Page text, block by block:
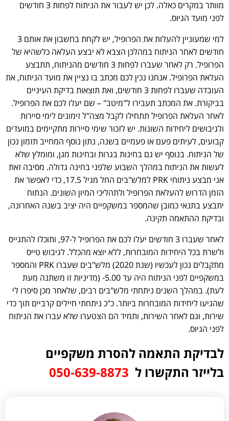
מוותר במקרים כאלה. לכן יש לעבור את הניתוח לפחות 3 חודשים
לפני מועד הגיוס.
למי שמעוניין להעלות את הפרופיל, יש לקחת בחשבון את אותם 3
חודשים לאחר הניתוח במהלכן הצבא לא יבצע העלאה כלשהיא של
הפרופיל. רק לאחר שעברו לפחות 3 חודשים מהניתוח, תתבצע
העלאת הפרופיל. אנחנו נכין לכם מכתב בו נציין את מועד הניתוח, את
העובדה שעברו לפחות 3 חודשים, ואת תוצאות בדיקת העיניים
בביקורת. את המכתב תעבירו ל"מיטב" – שם יעלו לכם את הפרופיל.
לאחר העלאת הפרופיל תתחילו לקבל מצה"ל זימונים לימי סיירות
ולגיבושים ליחידות השונות. יש לזכור שימי סיירות מתקיימים במועדים
קבועים, לעיתים פעם או פעמיים בשנה, נתון נוסף המחייב תזמון נכון
של הניתוח. בנוסף יש גם בחינות בגרות ובחינות מגן, ומומלץ שלא
לעשות את הניתוח במהלך השבוע שלפני בחינה גדולה. מסיבה זאת
אני מבצע ניתוחי PRK למלש"בים החל מגיל 17.5, כדי לאפשר את
הזמן הדרוש להעלאת הפרופיל ולתהליכי המיון השונים. הנתוח
יתבצע בתנאי כמובן שהמספר במשקפיים היה יציב בשנה האחרונה,
ובדיקת ההתאמה תקינה.
לאחר שעברו 3 חודשים יעלו לכם את הפרופיל ל-97, ותוכלו להתגייס
ולשרת בכל היחידות המובחרות, ללא יוצא מהכלל. לגיבוש טייס
מתקבלים נכון לעכשיו (שנת 2020) מלש"בים שעברו PRK והמספר
במשקפיים לפני הניתוח היה עד 5.00- (מדיניות זו משתנה מעת
לעת). במהלך השנים ניתחתי מלש"בים רבים, שלאחר מכן סיפרו לי
שהגיעו ליחידות המובחרות ביותר. כ"כ ניתחתי חיילים קרביים תוך כדי
שירות, וגם לאחר השירות, ותמיד הם הצטערו שלא עברו את הניתוח
לפני הגיוס.
לבדיקת התאמה להסרת משקפיים
בלייזר התקשרו ל 050-639-8873⁩